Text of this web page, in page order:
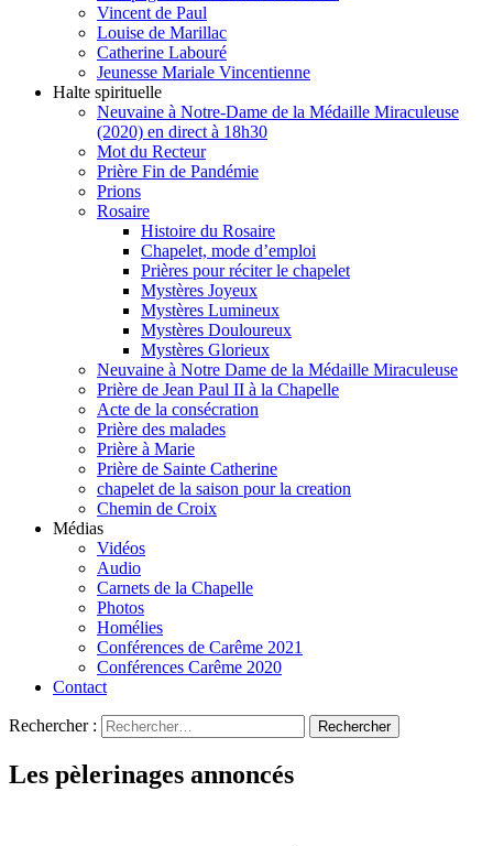
Vincent de Paul
Louise de Marillac
Catherine Labouré
Jeunesse Mariale Vincentienne
Halte spirituelle
Neuvaine à Notre-Dame de la Médaille Miraculeuse
(2020) en direct à 18h30
Mot du Recteur
Prière Fin de Pandémie
Prions
Rosaire
Histoire du Rosaire
Chapelet, mode d’emploi
Prières pour réciter le chapelet
Mystères Joyeux
Mystères Lumineux
Mystères Douloureux
Mystères Glorieux
Neuvaine à Notre Dame de la Médaille Miraculeuse
Prière de Jean Paul II à la Chapelle
Acte de la consécration
Prière des malades
Prière à Marie
Prière de Sainte Catherine
chapelet de la saison pour la creation
Chemin de Croix
Médias
Vidéos
Audio
Carnets de la Chapelle
Photos
Homélies
Conférences de Carême 2021
Conférences Carême 2020
Contact
Rechercher :
Les pèlerinages annoncés